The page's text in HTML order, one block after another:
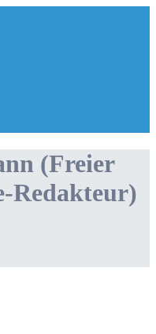
(Freier
Redakteur)